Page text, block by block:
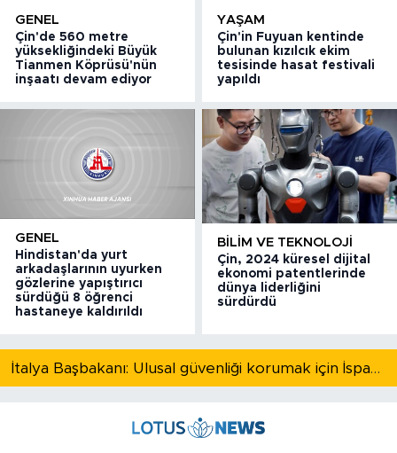
GENEL
Çin'de 560 metre
yüksekliğindeki Büyük
Tianmen Köprüsü'nün
inşaatı devam ediyor
YAŞAM
Çin'in Fuyuan kentinde
bulunan kızılcık ekim
tesisinde hasat festivali
yapıldı
GENEL
Hindistan'da yurt
arkadaşlarının uyurken
gözlerine yapıştırıcı
sürdüğü 8 öğrenci
hastaneye kaldırıldı
BILIM VE TEKNOLOJI
Çin, 2024 küresel dijital
ekonomi patentlerinde
dünya liderliğini
sürdürdü
İtalya Başbakanı: Ulusal güvenliği korumak için İspanya ile Schengen kapsamındaki serbest dolaşımı askıya alıyoruz